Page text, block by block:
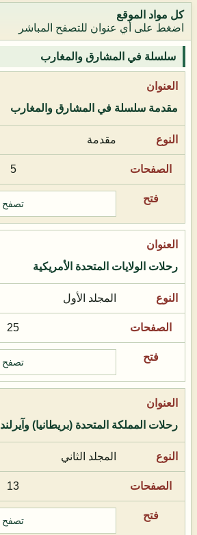
كل مواد الموقع
اضغط على أي عنوان للتصفح المباشر
سلسلة في المشارق والمغارب
مقدمة سلسلة في المشارق والمغارب
مقدمة
5
تصفح
رحلات الولايات المتحدة الأمريكية
المجلد الأول
25
تصفح
رحلات المملكة المتحدة (بريطانيا) وآيرلندا
المجلد الثاني
13
تصفح